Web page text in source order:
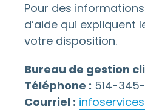
Pour des
d’aide qui expliquent
votre disposition.
Bureau de gestion
Téléphone : 514-
Courriel :